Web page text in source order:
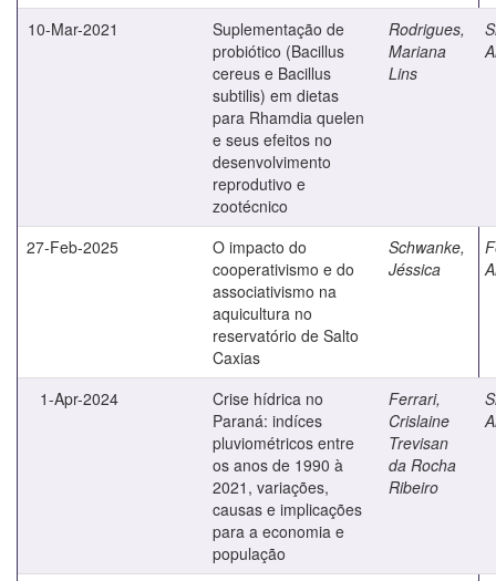
10-Mar-2021
Suplementação de
probiótico (Bacillus
cereus e Bacillus
subtilis) em dietas
para Rhamdia quelen
e seus efeitos no
desenvolvimento
reprodutivo e
zootécnico
Rodrigues,
Mariana
Lins
27-Feb-2025
O impacto do
cooperativismo e do
associativismo na
aquicultura no
reservatório de Salto
Caxias
Schwanke,
Jéssica
1-Apr-2024
Crise hídrica no
Paraná: indíces
pluviométricos entre
os anos de 1990 à
2021, variações,
causas e implicações
para a economia e
população
Ferrari,
Crislaine
Trevisan
da Rocha
Ribeiro